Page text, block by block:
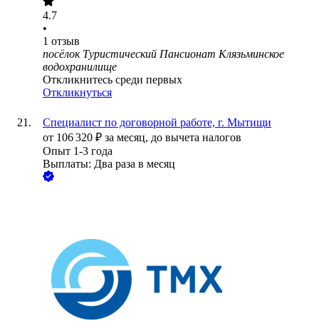
4.7
•
1 отзыв
посёлок Туристический Пансионат Клязьминское
водохранилище
Откликнитесь среди первых
Откликнуться
Специалист по договорной работе, г. Мытищи
от 106 320 ₽ за месяц, до вычета налогов
Опыт 1-3 года
Выплаты: Два раза в месяц